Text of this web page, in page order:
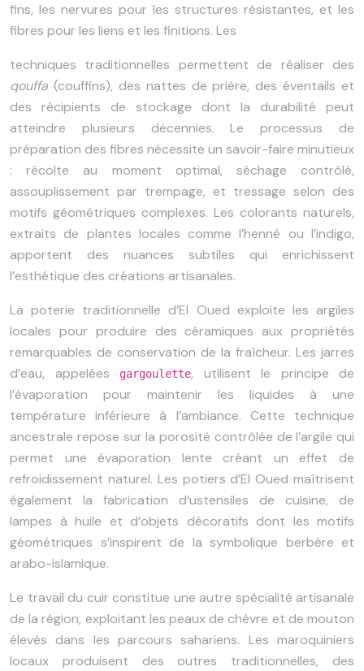
fins, les nervures pour les structures résistantes, et les
fibres pour les liens et les finitions. Les
techniques traditionnelles permettent de réaliser des
qouffa (couffins), des nattes de prière, des éventails et
des récipients de stockage dont la durabilité peut
atteindre plusieurs décennies. Le processus de
préparation des fibres nécessite un savoir-faire minutieux
: récolte au moment optimal, séchage contrôlé,
assouplissement par trempage, et tressage selon des
motifs géométriques complexes. Les colorants naturels,
extraits de plantes locales comme l’henné ou l’indigo,
apportent des nuances subtiles qui enrichissent
l’esthétique des créations artisanales.
La poterie traditionnelle d’El Oued exploite les argiles
locales pour produire des céramiques aux propriétés
remarquables de conservation de la fraîcheur. Les jarres
d’eau, appelées
gargoulette, utilisent le principe de
l’évaporation pour maintenir les liquides à une
température inférieure à l’ambiance. Cette technique
ancestrale repose sur la porosité contrôlée de l’argile qui
permet une évaporation lente créant un effet de
refroidissement naturel. Les potiers d’El Oued maîtrisent
également la fabrication d’ustensiles de cuisine, de
lampes à huile et d’objets décoratifs dont les motifs
géométriques s’inspirent de la symbolique berbère et
arabo-islamique.
Le travail du cuir constitue une autre spécialité artisanale
de la région, exploitant les peaux de chèvre et de mouton
élevés dans les parcours sahariens. Les maroquiniers
locaux produisent des outres traditionnelles, des